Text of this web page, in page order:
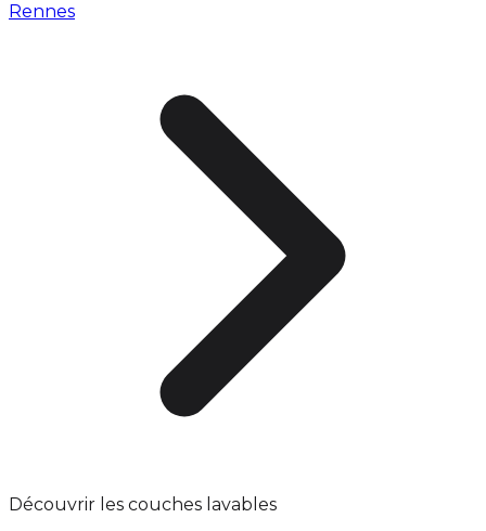
Rennes
Découvrir les couches lavables